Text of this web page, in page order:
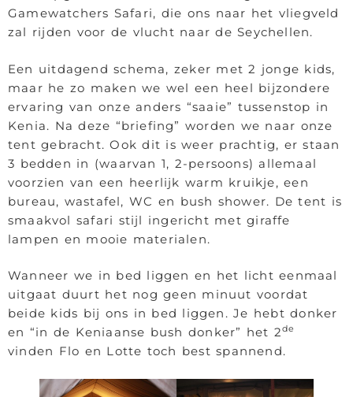
Gamewatchers Safari, die ons naar het vliegveld
zal rijden voor de vlucht naar de Seychellen.
Een uitdagend schema, zeker met 2 jonge kids,
maar he zo maken we wel een heel bijzondere
ervaring van onze anders “saaie” tussenstop in
Kenia. Na deze “briefing” worden we naar onze
tent gebracht. Ook dit is weer prachtig, er staan
3 bedden in (waarvan 1, 2-persoons) allemaal
voorzien van een heerlijk warm kruikje, een
bureau, wastafel, WC en bush shower. De tent is
smaakvol safari stijl ingericht met giraffe
lampen en mooie materialen.
Wanneer we in bed liggen en het licht eenmaal
uitgaat duurt het nog geen minuut voordat
beide kids bij ons in bed liggen. Je hebt donker
en “in de Keniaanse bush donker” het 2de
vinden Flo en Lotte toch best spannend.